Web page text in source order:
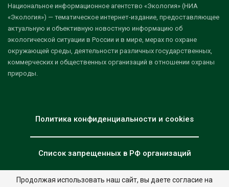
Национальное информационное агентство «Экология» (НИА
«Экология») — тематическое интернет-издание, предоставляющее
актуальную и объективную новостную информацию об
экологической ситуации в России и в мире, мерах по охране
окружающей среды, деятельности различных государственных,
коммерческих и общественных организаций в отношении охраны
природы.
Политика конфиденциальности и cookies
Список запрещенных в РФ организаций
Продолжая использовать наш сайт, вы даете согласие на